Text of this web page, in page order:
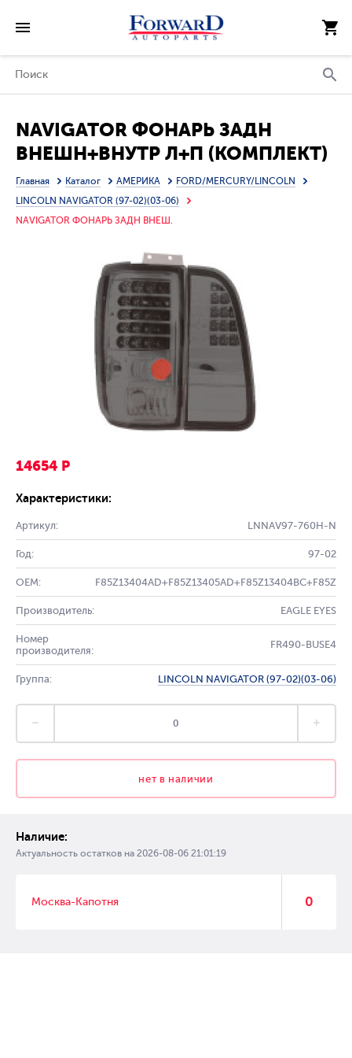
NAVIGATOR ФОНАРЬ ЗАДН
ВНЕШН+ВНУТР Л+П (КОМПЛЕКТ)
ТЮНИНГ ПРОЗРАЧ С ДИОД
ТОНИР (EAGLE EYES) ВНУТРИ
ХРОМ
Главная Каталог АМЕРИКА
FORD/MERCURY/LINCOLN
LINCOLN NAVIGATOR (97-02)(03-06)
NAVIGATOR ФОНАРЬ ЗАДН ВНЕШ.
14654 Р
Характеристики:
Артикул: LNNAV97-760H-N
Год: 97-02
OEM: F85Z13404AD+F85Z13405AD+F85Z13404BC+F85Z
Производитель: EAGLE EYES
Номер
производителя:
FR490-BUSE4
Группа: LINCOLN NAVIGATOR (97-02)(03-06)
нет в наличии
Наличие:
Актуальность остатков на 2026-08-06 21:01:19
Москва-Капотня 0